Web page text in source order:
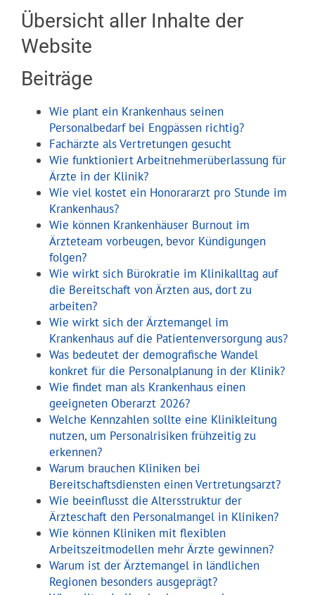
Übersicht aller Inhalte der
Website
Beiträge
Wie plant ein Krankenhaus seinen
Personalbedarf bei Engpässen richtig?
Fachärzte als Vertretungen gesucht
Wie funktioniert Arbeitnehmerüberlassung für
Ärzte in der Klinik?
Wie viel kostet ein Honorararzt pro Stunde im
Krankenhaus?
Wie können Krankenhäuser Burnout im
Ärzteteam vorbeugen, bevor Kündigungen
folgen?
Wie wirkt sich Bürokratie im Klinikalltag auf
die Bereitschaft von Ärzten aus, dort zu
arbeiten?
Wie wirkt sich der Ärztemangel im
Krankenhaus auf die Patientenversorgung aus?
Was bedeutet der demografische Wandel
konkret für die Personalplanung in der Klinik?
Wie findet man als Krankenhaus einen
geeigneten Oberarzt 2026?
Welche Kennzahlen sollte eine Klinikleitung
nutzen, um Personalrisiken frühzeitig zu
erkennen?
Warum brauchen Kliniken bei
Bereitschaftsdiensten einen Vertretungsarzt?
Wie beeinflusst die Altersstruktur der
Ärzteschaft den Personalmangel in Kliniken?
Wie können Kliniken mit flexiblen
Arbeitszeitmodellen mehr Ärzte gewinnen?
Warum ist der Ärztemangel in ländlichen
Regionen besonders ausgeprägt?